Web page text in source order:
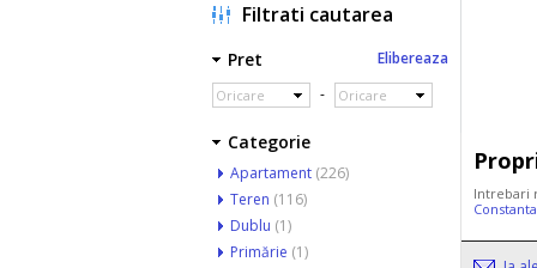
Intrebari
Filtrati cautarea
Pret Elibereaza
Oricare - Oricare
Categorie
Apartament (226)
Teren (116)
Dublu (1)
Primărie (1)